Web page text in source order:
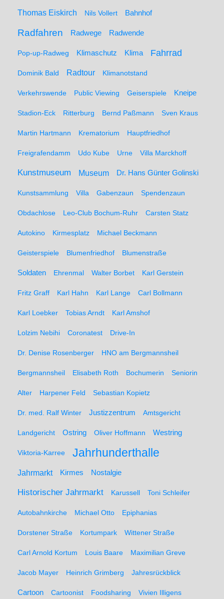
Thomas Eiskirch Nils Vollert Bahnhof
Radfahren Radwege Radwende
Pop-up-Radweg Klimaschutz Klima Fahrrad
Dominik Bald Radtour Klimanotstand
Verkehrswende Public Viewing Geiserspiele Kneipe
Stadion-Eck Ritterburg Bernd Paßmann Sven Kraus
Martin Hartmann Krematorium Hauptfriedhof
Freigrafendamm Udo Kube Urne Villa Marckhoff
Kunstmuseum Museum Dr. Hans Günter Golinski
Kunstsammlung Villa Gabenzaun Spendenzaun
Obdachlose Leo-Club Bochum-Ruhr Carsten Statz
Autokino Kirmesplatz Michael Beckmann
Geisterspiele Blumenfriedhof Blumenstraße
Soldaten Ehrenmal Walter Borbet Karl Gerstein
Fritz Graff Karl Hahn Karl Lange Carl Bollmann
Karl Loebker Tobias Arndt Karl Amshof
Lolzim Nebihi Coronatest Drive-In
Dr. Denise Rosenberger HNO am Bergmannsheil
Bergmannsheil Elisabeth Roth Bochumerin Seniorin
Alter Harpener Feld Sebastian Kopietz
Dr. med. Ralf Winter Justizzentrum Amtsgericht
Landgericht Ostring Oliver Hoffmann Westring
Viktoria-Karree Jahrhunderthalle
Jahrmarkt Kirmes Nostalgie
Historischer Jahrmarkt Karussell Toni Schleifer
Autobahnkirche Michael Otto Epiphanias
Dorstener Straße Kortumpark Wittener Straße
Carl Arnold Kortum Louis Baare Maximilian Greve
Jacob Mayer Heinrich Grimberg Jahresrückblick
Cartoon Cartoonist Foodsharing Vivien Illigens